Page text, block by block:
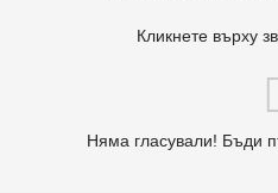
Кликнете върху
Няма гласували! Бъди